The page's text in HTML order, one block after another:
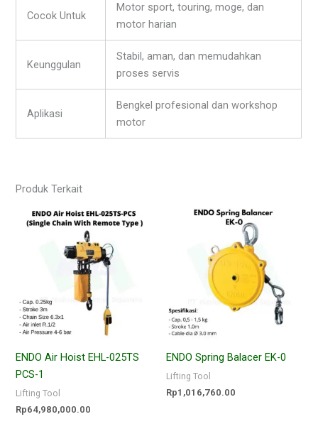
Cocok Untuk
Motor sport, touring, moge, dan
motor harian
Keunggulan
Stabil, aman, dan memudahkan
proses servis
Aplikasi
Bengkel profesional dan workshop
motor
Produk Terkait
ENDO Air Hoist EHL-025TS
PCS-1
Lifting Tool
Rp64,980,000.00
ENDO Spring Balacer EK-0
Lifting Tool
Rp1,016,760.00